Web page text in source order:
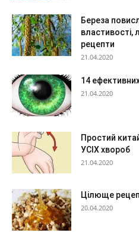
Береза
властивості,
рецепти
21.04.2020
14
21.04.2020
Простий
УСІХ хвороб
21.04.2020
Цілюще
20.04.2020